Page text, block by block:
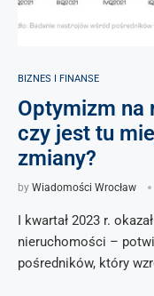
BIZNES I FINANSE
Optymizm na
czy jest tu
zmiany?
by Wiadomości Wrocław
I kwartał 2023 r.
nieruchomości –
pośredników, który